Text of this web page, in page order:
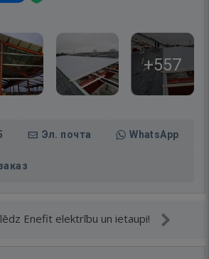
+557
Эл. почта WhatsApp
Enefit elektrību un ietaupi!